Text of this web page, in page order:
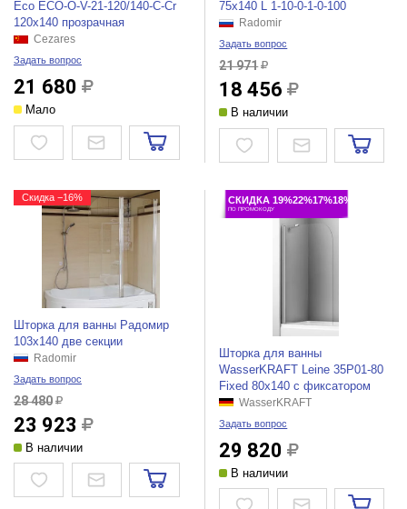
Eco ECO-O-V-21-120/140-C-Cr
120x140 прозрачная
Cezares
Задать вопрос
21 680
Мало
75х140 L 1-10-0-1-0-100
Radomir
Задать вопрос
21 971
18 456
В наличии
Скидка −16%
Шторка для ванны Радомир
103х140 две секции
Radomir
Задать вопрос
28 480
23 923
В наличии
СКИДКА 19%22%17%18%
ПО ПРОМОКОДУ
Шторка для ванны
WasserKRAFT Leine 35P01-80
Fixed 80х140 с фиксатором
WasserKRAFT
Задать вопрос
29 820
В наличии